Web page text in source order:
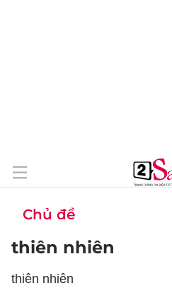
Chủ đề
thiên nhiên
thiên nhiên